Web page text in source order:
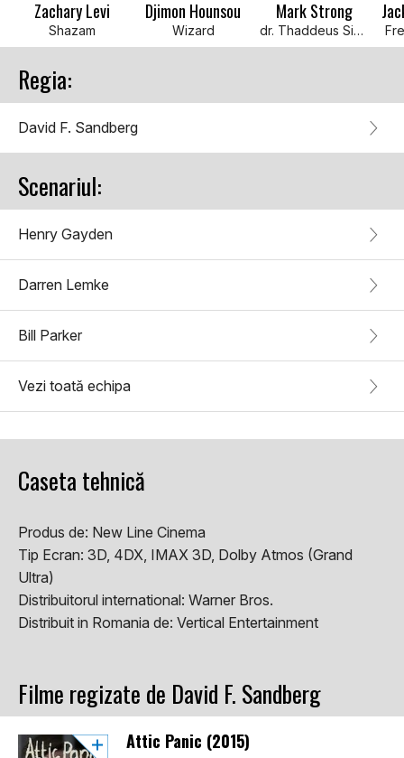
Zachary Levi
Shazam
Djimon Hounsou
Wizard
Mark Strong
dr. Thaddeus Sivana
Regia:
David F. Sandberg
Scenariul:
Henry Gayden
Darren Lemke
Bill Parker
Vezi toată echipa
Caseta tehnică
Produs de: New Line Cinema
Tip Ecran: 3D, 4DX, IMAX 3D, Dolby Atmos (Grand
Ultra)
Distribuitorul international: Warner Bros.
Distribuit in Romania de: Vertical Entertainment
Filme regizate de David F. Sandberg
Attic Panic (2015)